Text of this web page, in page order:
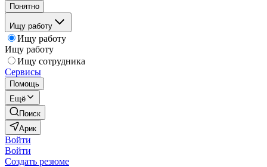
Понятно
Ищу работу
Ищу работу
Ищу работу
Ищу сотрудника
Сервисы
Помощь
Ещё
Поиск
Арик
Войти
Войти
Создать резюме